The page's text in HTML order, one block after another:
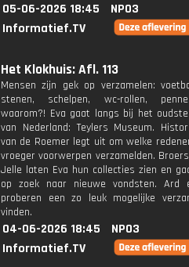
05-06-2026 18:45
NPO3
Informatief.TV
Het Klokhuis: Afl. 113
Mensen zijn gek op verzamelen:
stenen, schelpen, wc-rollen,
waarom?! Eva gaat langs bij het
van Nederland: Teylers Museum.
van de Roemer legt uit om welke
vroeger voorwerpen verzamelden.
Jelle laten Eva hun collecties zien en
op zoek naar nieuwe vondsten. Ard
proberen een zo leuk mogelijke
vinden.
04-06-2026 18:45
NPO3
Informatief.TV